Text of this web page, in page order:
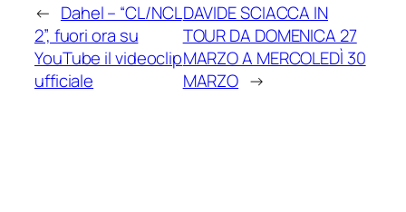
← Dahel – “CL/NCL
2”, fuori ora su
YouTube il videoclip
ufficiale
DAVIDE SCIACCA IN
TOUR DA DOMENICA 27
MARZO A MERCOLEDÌ 30
MARZO →